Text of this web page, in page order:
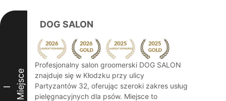
I Miejsce
DOG SALON
Profesjonalny salon groomerski DOG SALON
znajduje się w Kłodzku przy ulicy
Partyzantów 32, oferując szeroki zakres usług
pielęgnacyjnych dla psów. Miejsce to